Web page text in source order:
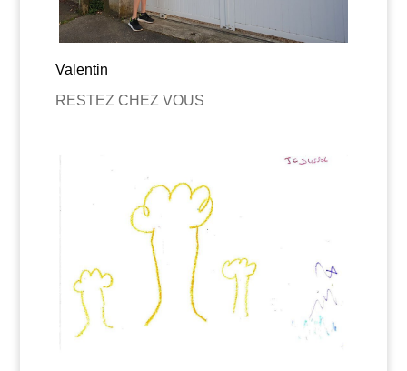
Valentin
RESTEZ CHEZ VOUS